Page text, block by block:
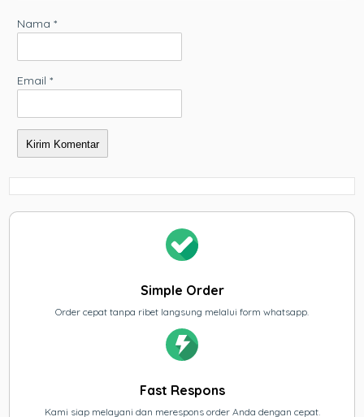
Nama*
Email*
Simple Order
Order cepat tanpa ribet langsung melalui form whatsapp.
Fast Respons
Kami siap melayani dan merespons order Anda dengan cepat.